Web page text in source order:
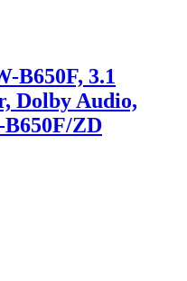
B650F, 3.1
Dolby Audio,
ZD